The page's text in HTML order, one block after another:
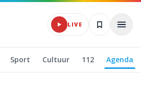
LIVE
Sport Cultuur 112 Agenda